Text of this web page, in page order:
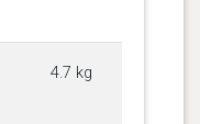
4.7 kg